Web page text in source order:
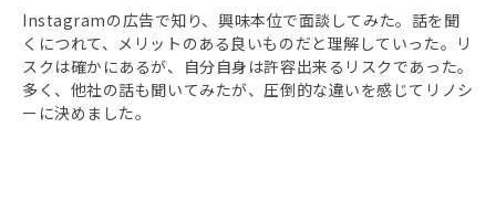
Instagramの広告で知り、興味本位で面談してみた。話を聞
くにつれて、メリットのある良いものだと理解していった。リ
スクは確かにあるが、自分自身は許容出来るリスクであった。
多く、他社の話も聞いてみたが、圧倒的な違いを感じてリノシ
ーに決めました。